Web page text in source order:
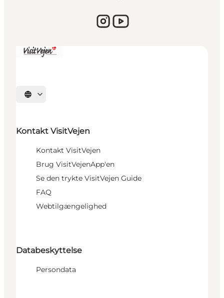
Sprache auswählen
Kontakt VisitVejen
Kontakt VisitVejen
Brug VisitVejenApp'en
Se den trykte VisitVejen Guide
FAQ
Webtilgængelighed
Databeskyttelse
Persondata